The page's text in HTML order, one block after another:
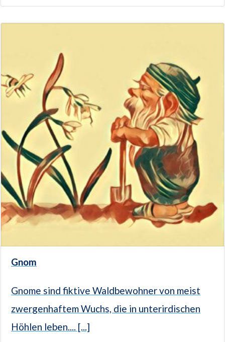
Gnom
Gnome sind fiktive Waldbewohner von meist
zwergenhaftem Wuchs, die in unterirdischen
Höhlen leben.... [...]